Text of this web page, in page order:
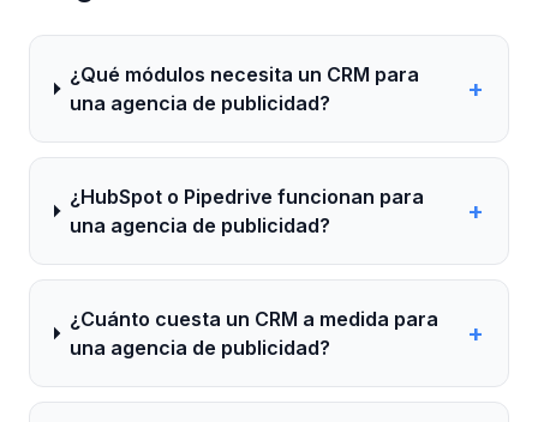
¿Qué módulos necesita un CRM para
una agencia de publicidad?
+
¿HubSpot o Pipedrive funcionan para
una agencia de publicidad?
+
¿Cuánto cuesta un CRM a medida para
una agencia de publicidad?
+